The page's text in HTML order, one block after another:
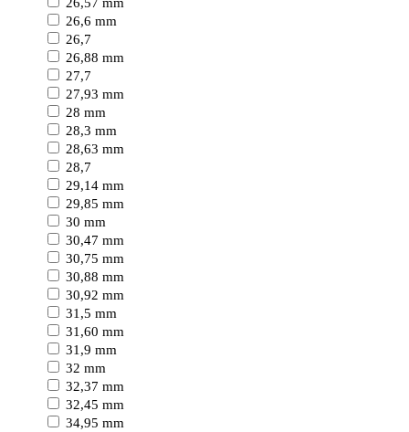
26,6 mm
26,7
26,88 mm
27,7
27,93 mm
28 mm
28,3 mm
28,63 mm
28,7
29,14 mm
29,85 mm
30 mm
30,47 mm
30,75 mm
30,88 mm
30,92 mm
31,5 mm
31,60 mm
31,9 mm
32 mm
32,37 mm
32,45 mm
34,95 mm